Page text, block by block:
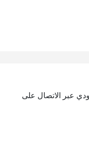
عبر الاتصال على